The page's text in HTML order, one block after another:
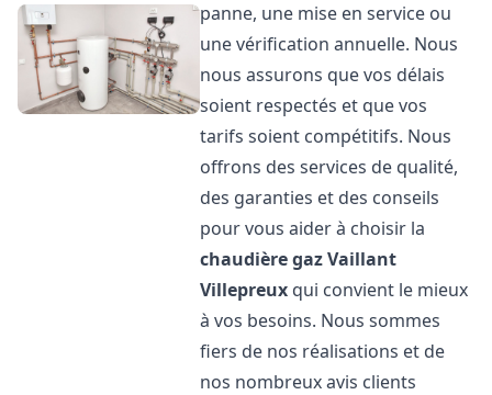
panne, une mise en service ou
une vérification annuelle. Nous
nous assurons que vos délais
soient respectés et que vos
tarifs soient compétitifs. Nous
offrons des services de qualité,
des garanties et des conseils
pour vous aider à choisir la
chaudière gaz Vaillant
Villepreux qui convient le mieux
à vos besoins. Nous sommes
fiers de nos réalisations et de
nos nombreux avis clients